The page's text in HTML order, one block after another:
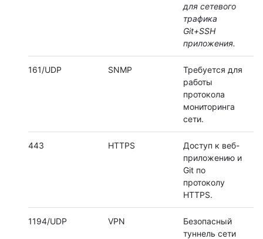
для сетевого
трафика
Git+SSH
приложения.
161/UDP SNMP
Требуется для
работы
протокола
мониторинга
сети.
443 HTTPS
Доступ к веб-
приложению и
Git по
протоколу
HTTPS.
1194/UDP VPN
Безопасный
туннель сети